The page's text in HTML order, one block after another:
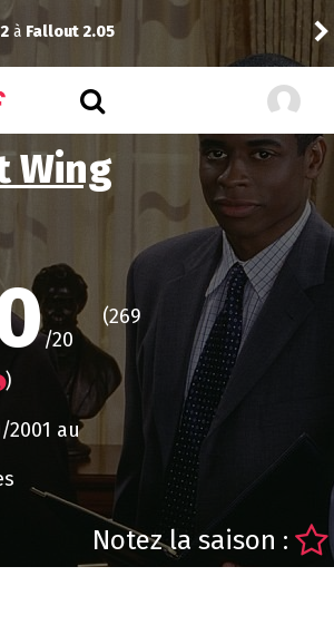
à Fallout 2.05
Wing
/20
(269
)
2001 au
Notez la saison :